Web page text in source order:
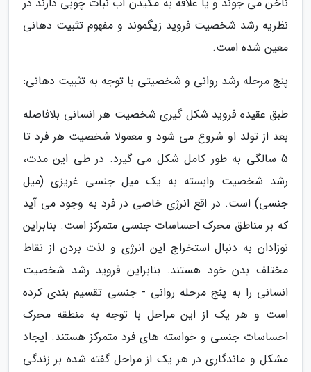
نظریه رشد شخصیت فروید زیگموند و مفهوم تثبیت دهانی
معین شده است.
پنج مرحله رشد روانی و شخصیتی با توجه به تثبیت دهانی:
طبق عقیده فروید شکل گیری شخصیت هر انسانی بلافاصله
بعد از تولد او شروع می شود و معمولا شخصیت هر فرد تا
5 سالگی به طور کامل شکل می گیرد. در طی این مدت،
رشد شخصیت وابسته به یک میل جنسی غریزی (میل
جنسی) است. در اقع انرژی خاصی در فرد به وجود می آید
که بر مناطق محرک احساسات جنسی متمرکز است. بنابراین
نوزادان به دنبال استخراج این انرژی و لذت بردن از نقاط
مختلف بدن خود هستند. بنابراین فروید رشد شخصیت
انسانی را به پنج مرحله روانی - جنسی تقسیم بندی کرده
است و هر یک از این مراحل با توجه به منطقه محرک
احساسات جنسی و خواسته های فرد متمرکز هستند. ایجاد
مشکل و ماندگاری در هر یک از مراحل گفته شده بر زندگی